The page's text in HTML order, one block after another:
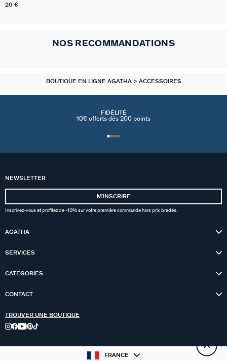
20 €
NOS RECOMMANDATIONS
BOUTIQUE EN LIGNE AGATHA ACCESSOIRES
FIDÉLITÉ
10€ offerts dés 200 points
NEWSLETTER
MʼINSCRIRE
Inscrivez-vous et profitez de -10% sur votre première commande hors prix bradés.
AGATHA
SERVICES
CATEGORIES
CONTACT
TROUVER UNE BOUTIQUE
FRANCE